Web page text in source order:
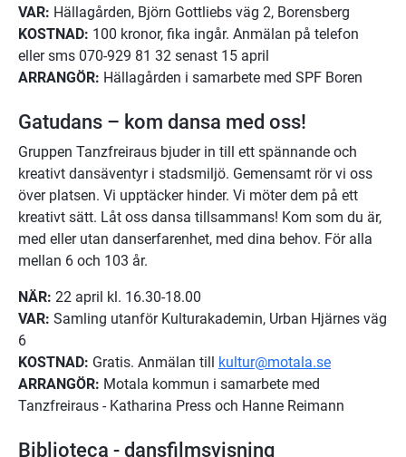
VAR: Hällagården, Björn Gottliebs väg 2, Borensberg
KOSTNAD: 100 kronor, fika ingår. Anmälan på telefon
eller sms 070-929 81 32 senast 15 april
ARRANGÖR: Hällagården i samarbete med SPF Boren
Gatudans – kom dansa med oss!
Gruppen Tanzfreiraus bjuder in till ett spännande och
kreativt dansäventyr i stadsmiljö. Gemensamt rör vi oss
över platsen. Vi upptäcker hinder. Vi möter dem på ett
kreativt sätt. Låt oss dansa tillsammans! Kom som du är,
med eller utan danserfarenhet, med dina behov. För alla
mellan 6 och 103 år.
NÄR: 22 april kl. 16.30-18.00
VAR: Samling utanför Kulturakademin, Urban Hjärnes väg
6
KOSTNAD: Gratis. Anmälan till kultur@motala.se
ARRANGÖR: Motala kommun i samarbete med
Tanzfreiraus - Katharina Press och Hanne Reimann
Biblioteca - dansfilmsvisning